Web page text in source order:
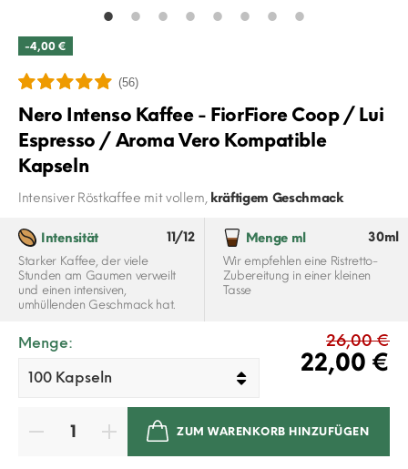
-4,00 €
(56)
Nero Intenso Kaffee - FiorFiore Coop / Lui
Espresso / Aroma Vero Kompatible
Kapseln
Intensiver Röstkaffee mit vollem, kräftigem Geschmack
Intensität 11/12
Starker Kaffee, der viele
Stunden am Gaumen verweilt
und einen intensiven,
umhüllenden Geschmack hat.
Menge ml 30ml
Wir empfehlen eine Ristretto-
Zubereitung in einer kleinen
Tasse
26,00 €
22,00 €
Menge:
ZUM WARENKORB HINZUFÜGEN